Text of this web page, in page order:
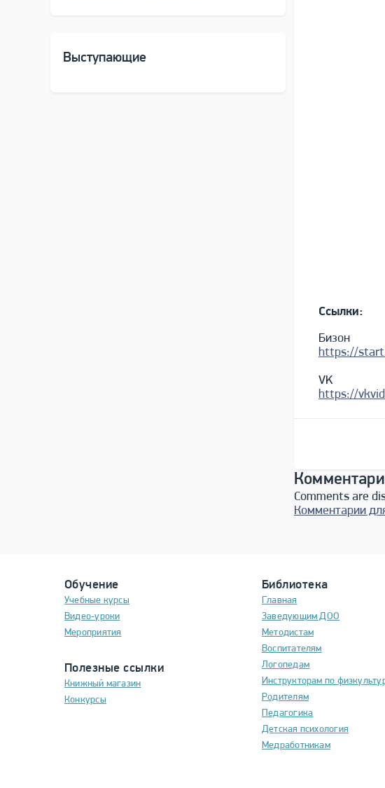
Выступающие
Ссылки:
Бизон
https://
VK
https://
Comments are
Комментарии
Обучение
Учебные курсы
Видео-уроки
Мероприятия
Полезные ссылки
Книжный магазин
Конкурсы
Библиотека
Главная
Заведующим ДОО
Методистам
Воспитателям
Логопедам
Инструкторам по
Родителям
Педагогика
Детская психология
Медработникам